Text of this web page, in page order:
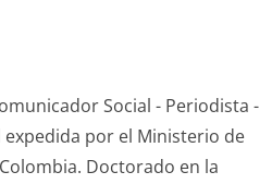
Social - Periodista -
por el Ministerio de
Doctorado en la